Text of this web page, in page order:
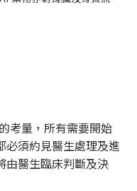
考量，所有需要開始
必須約見醫生處理及進
由醫生臨床判斷及決